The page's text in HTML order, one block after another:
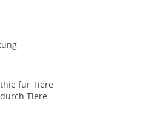
für Tiere
Tiere